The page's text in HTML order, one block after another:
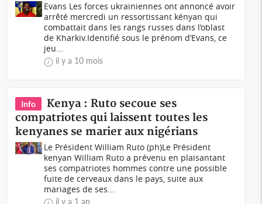
Evans Les forces ukrainiennes ont annoncé avoir
arrêté mercredi un ressortissant kényan qui
combattait dans les rangs russes dans l’oblast
de Kharkiv.Identifié sous le prénom d’Evans, ce
jeu...
il y a 10 mois
Info
Kenya : Ruto secoue ses
compatriotes qui laissent toutes les
kenyanes se marier aux nigérians
Le Président William Ruto (ph)Le Président
kenyan William Ruto a prévenu en plaisantant
ses compatriotes hommes contre une possible
fuite de cerveaux dans le pays, suite aux
mariages de ses...
il y a 1 an